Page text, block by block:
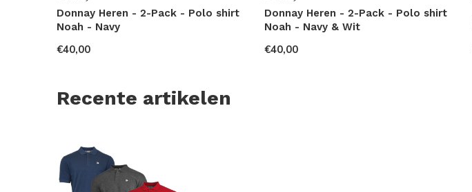
Donnay Heren - 2-Pack - Polo shirt
Noah - Navy
€40,00
Donnay Heren - 2-Pack - Polo shirt
Noah - Navy & Wit
€40,00
Recente artikelen